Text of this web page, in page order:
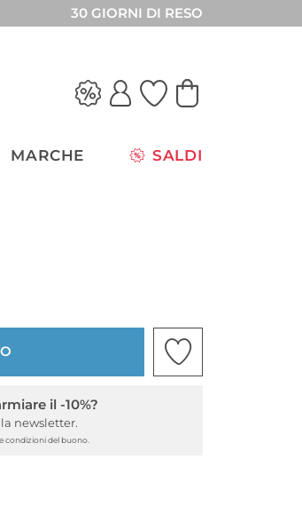
30 GIORNI DI RESO
MARCHE SALDI
il -10%?
newsletter.
condizioni del buono.